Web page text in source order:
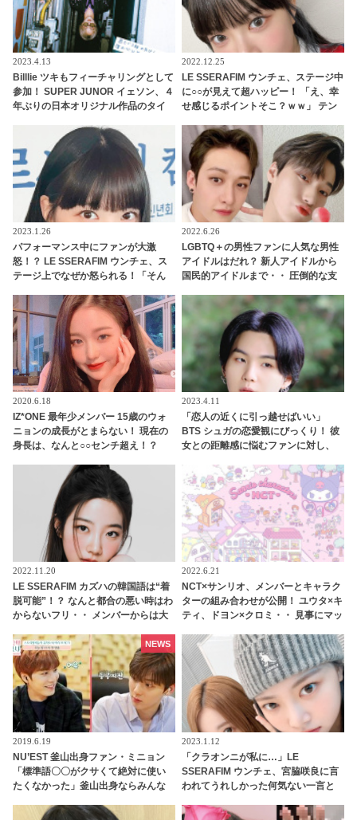
2023.4.13
Billlie ツキもフィーチャリングとして
参加！ SUPER JUNOR イェソン、４
年ぶりの日本オリジナル作品のタイ
心に舞い降りた。」に決定！ ONE
OK ROCK「C.h.a.o.s.m.y.t.h.」のカ
バーも収録
2022.12.25
LE SSERAFIM ウンチェ、ステージ中
に○○が見えて超ハッピー！ 「え、幸
せ感じるポイントそこ？ｗｗ」 テン
とは？ 無邪気で愛らしい発言にほっ
こり
2023.1.26
パフォーマンス中にファンが大激
怒！？ LE SSERAFIM ウンチェ、ス
テージ上でなぜか怒られる！「そん
れた彼女の心境とは？
2022.6.26
LGBTQ＋の男性ファンに人気な男性
アイドルはだれ？ 新人アイドルから
国民的アイドルまで・・ 圧倒的な支
2020.6.18
IZ*ONE 最年少メンバー 15歳のウォ
ニョンの成長がとまらない！ 現在の
身長は、なんと○○センチ超え！？
2023.4.11
「恋人の近くに引っ越せばいい」
BTS シュガの恋愛観にびっくり！ 彼
女との距離感に悩むファンに対し、
津々「シュガはかわいい恋人になる
ね」
2022.11.20
LE SSERAFIM カズハの韓国語は“着
脱可能”！？ なんと都合の悪い時はわ
からないフリ・・ メンバーからは大
エピソードを公開
2022.6.21
NCT×サンリオ、メンバーとキャラク
ターの組み合わせが公開！ ユウタ×キ
ティ、ドヨン×クロミ・・ 見事にマッ
2019.6.19
NU’EST 釜山出身ファン・ミニョン
「標準語〇〇がクサくて絶対に使い
たくなかった」釜山出身ならみんな
NEWS
2023.1.12
「クラオンニが私に…」LE
SSERAFIM ウンチェ、宮脇咲良に言
われてうれしかった何気ない一言と
言葉とはいったい何？